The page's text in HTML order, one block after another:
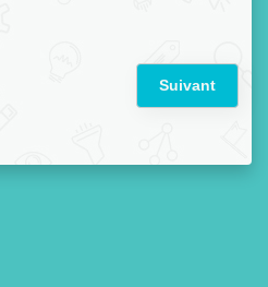
Suivant